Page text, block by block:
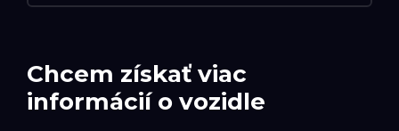
Chcem získať viac
informácií o vozidle